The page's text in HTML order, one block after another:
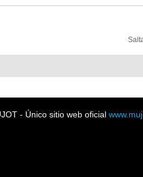
- Único sitio web oficial